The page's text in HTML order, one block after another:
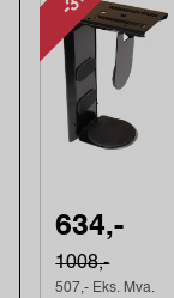
634,-
1008,-
507,- Eks. Mva.